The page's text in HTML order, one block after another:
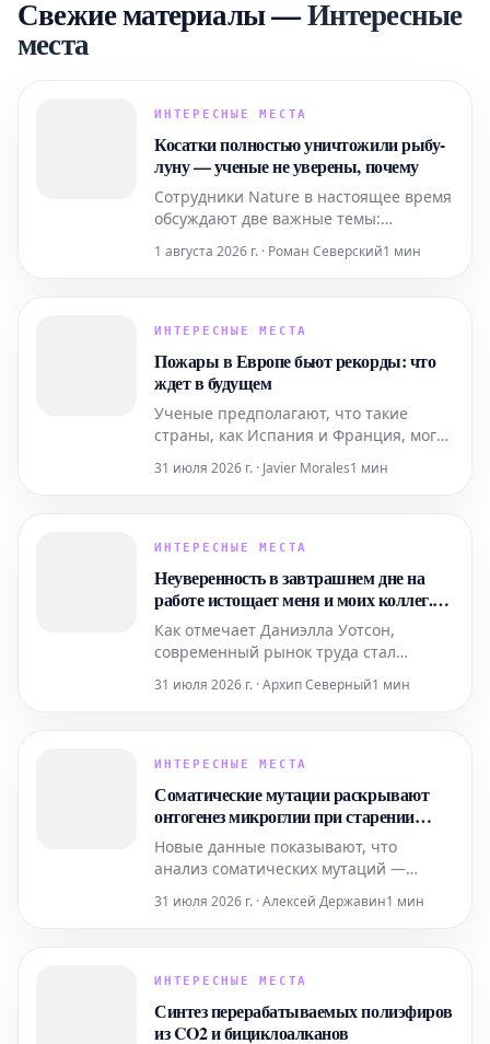
Свежие материалы—Интересные
места
ИНТЕРЕСНЫЕ МЕСТА
Косатки полностью уничтожили рыбу-
луну — ученые не уверены, почему
Сотрудники Nature в настоящее время
обсуждают две важные темы:
в Амазонии и интригующее видео,
полностью расчленяют рыбу-луну,
исследователей.
1 августа 2026 г. · Роман Северский1 мин
ИНТЕРЕСНЫЕ МЕСТА
Пожары в Европе бьют рекорды: что
ждет в будущем
Ученые предполагают, что такие
страны, как Испания и Франция, могут
все больше напоминающими
созданию жарких и сухих условий.
31 июля 2026 г. · Javier Morales1 мин
ИНТЕРЕСНЫЕ МЕСТА
Неуверенность в завтрашнем дне на
работе истощает меня и моих коллег.
Это наша вина или состояние
экономики?
Как отмечает Даниэлла Уотсон,
современный рынок труда стал
даже выдающихся академических
Это заставляет многих молодых
задумываться: является ли причиной
карьерной
31 июля 2026 г. · Архип Северный1 мин
ИНТЕРЕСНЫЕ МЕСТА
Соматические мутации раскрывают
онтогенез микроглии при старении
человека
Новые данные показывают, что
анализ соматических мутаций —
возникающих в клетках тела на
происхождение и развитие,
важными иммунными клетками
31 июля 2026 г. · Алексей Державин1 мин
ИНТЕРЕСНЫЕ МЕСТА
Синтез перерабатываемых полиэфиров
из CO2 и бициклоалканов